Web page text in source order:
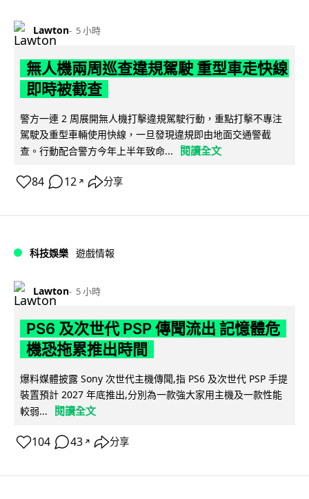
Lawton 5 小時
無人機兩周巡查違規駕駛 重型車走快線
即時被截查
警方一連 2 周展開無人機打擊違規駕駛行動，重點打擊不專注
駕駛及重型車輛使用快線，一旦發現違規即由地面交通警截
查。行動配合警方今年上半年致命...
閱讀全文
84 12 ↗ 分享
科技娛樂 遊戲情報
Lawton 5 小時
PS6 及次世代 PSP 傳聞流出 記憶體危
機恐拖累推出時間
爆料媒體披露 Sony 次世代主機傳聞,指 PS6 及次世代 PSP 手提
裝置預計 2027 年底推出,分別為一款強大家用主機及一款性能
較弱...
閱讀全文
104 43 ↗ 分享